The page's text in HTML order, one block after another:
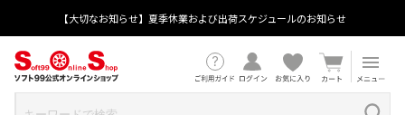
【大切なお知らせ】夏季休業および出荷スケジュールのお知らせ